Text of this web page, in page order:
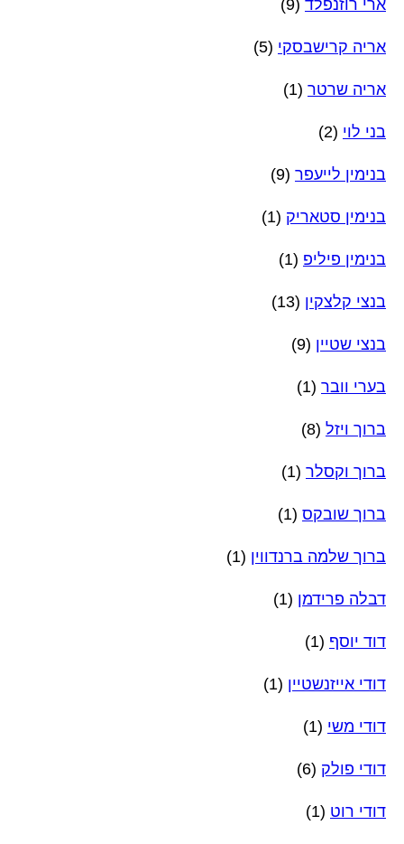
ארי רוזנפלד (9)
אריה קרישבסקי (5)
אריה שרטר (1)
בני לוי (2)
בנימין לייעפר (9)
בנימין סטאריק (1)
בנימין פיליפ (1)
בנצי קלצקין (13)
בנצי שטיין (9)
בערי וובר (1)
ברוך ויזל (8)
ברוך וקסלר (1)
ברוך שובקס (1)
ברוך שלמה ברנדווין (1)
דבלה פרידמן (1)
דוד יוסף (1)
דודי אייזנשטיין (1)
דודי משי (1)
דודי פולק (6)
דודי רוט (1)